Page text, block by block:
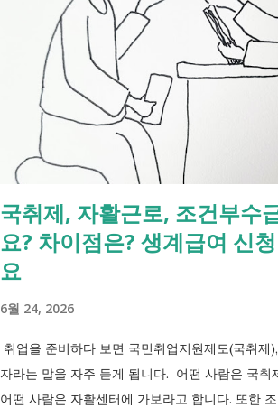
니다. 정부 업무계획 내용 추진 시기 3급 단일장애
2027년 중증장애인 생계급여 부양의무자 기준 폐
지원서비스 65세 이후 선택권 보장 2027년 7월 최
간 긴급돌봄 확대 확대 추진 장애인 공공일자리
업무계획에 담긴 내용으로, 법 개정과 예산 반영
입니다. 부모와 함께 살아도 장애인연금을 받을
복지부 업무계획이 발표된 뒤 많은 분들이 질문하
살면 장애인연금을 받을 수 없나요?" "혼자 살아
요?" 결론부터 말씀드리면 부모와 함께 거주한다
금을 받을 수 없는 것은 아닙니다. 많은 분들이
'중증장애인 생계급여 부양의무자 기준 폐지' 와
연금 생계급여 목적 장애로 인한 ...
국취제, 자활근로, 조건부수
요? 차이점은? 생계급여 신
요
6월 24, 2026
취업을 준비하다 보면 국민취업지원제도(국취제
자라는 말을 자주 듣게 됩니다. 어떤 사람은 국취
어떤 사람은 자활센터에 가보라고 합니다. 또한